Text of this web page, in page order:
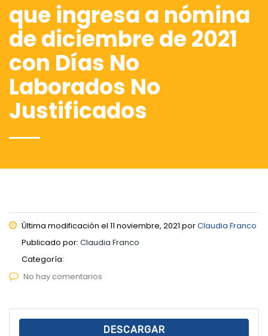
que ingresa a nómina
de diciembre de 2021
con Días No
Laborados No
Justificados
Última modificación el 11 noviembre, 2021 porClaudia Franco
Publicado por: Claudia Franco
Categoría:
No hay comentarios
DESCARGAR